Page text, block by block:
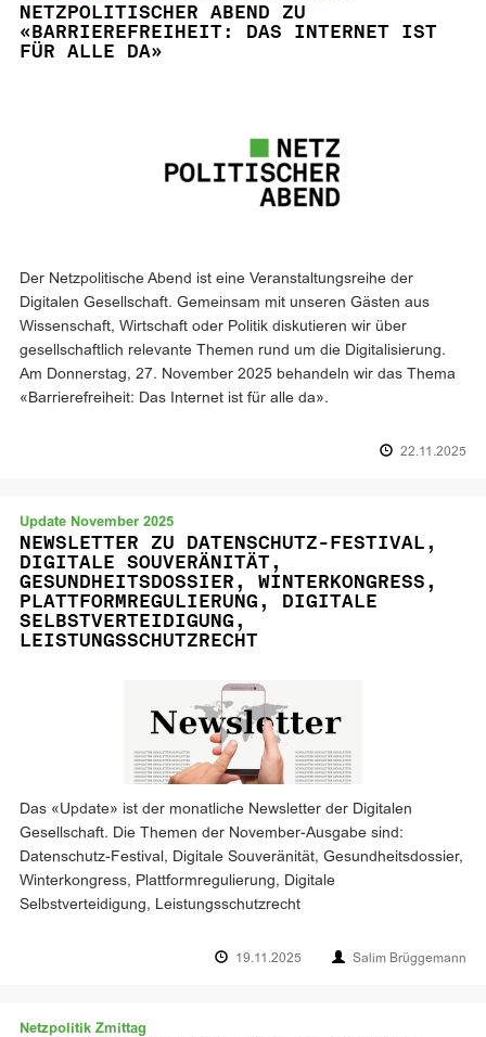
NETZPOLITISCHER ABEND ZU
«BARRIEREFREIHEIT: DAS INTERNET IST
FÜR ALLE DA»
Der Netzpolitische Abend ist eine Veranstaltungsreihe der
Digitalen Gesellschaft. Gemeinsam mit unseren Gästen aus
Wissenschaft, Wirtschaft oder Politik diskutieren wir über
gesellschaftlich relevante Themen rund um die Digitalisierung.
Am Donnerstag, 27. November 2025 behandeln wir das Thema
«Barrierefreiheit: Das Internet ist für alle da».
22.11.2025
Update November 2025
NEWSLETTER ZU DATENSCHUTZ-FESTIVAL,
DIGITALE SOUVERÄNITÄT,
GESUNDHEITSDOSSIER, WINTERKONGRESS,
PLATTFORMREGULIERUNG, DIGITALE
SELBSTVERTEIDIGUNG,
LEISTUNGSSCHUTZRECHT
Das «Update» ist der monatliche Newsletter der Digitalen
Gesellschaft. Die Themen der November-Ausgabe sind:
Datenschutz-Festival, Digitale Souveränität, Gesundheitsdossier,
Winterkongress, Plattformregulierung, Digitale
Selbstverteidigung, Leistungsschutzrecht
19.11.2025 Salim Brüggemann
Netzpolitik Zmittag